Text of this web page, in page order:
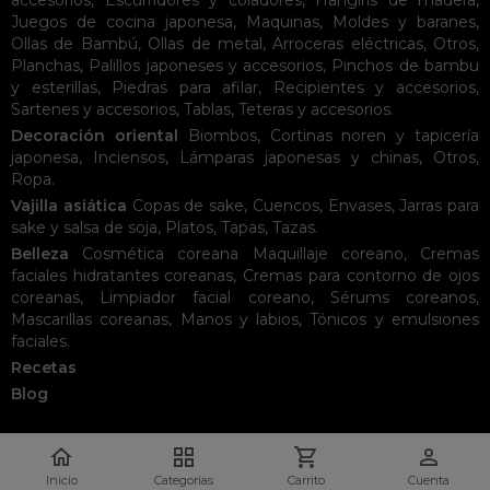
Juegos de cocina japonesa, Maquinas, Moldes y baranes,
Ollas de Bambú, Ollas de metal,Arroceras eléctricas, Otros,
Planchas, Palillos japoneses y accesorios, Pinchos de bambu
y esterillas, Piedras para afilar, Recipientes y accesorios,
Sartenes y accesorios, Tablas, Teteras y accesorios.
Decoración oriental
Biombos, Cortinas noren y tapicería
japonesa, Inciensos, Lámparas japonesas y chinas, Otros,
Ropa.
Vajilla asiática Copas de sake, Cuencos, Envases,Jarras para
sake y salsa de soja, Platos, Tapas, Tazas.
Belleza
Cosmética coreana Maquillaje coreano, Cremas
faciales hidratantes coreanas, Cremas para contorno de ojos
coreanas, Limpiador facial coreano, Sérums coreanos,
Mascarillas coreanas, Manos y labios,Tónicos y emulsiones
faciales.
Recetas
Blog

Inicio

Categorías

Carrito

Cuenta